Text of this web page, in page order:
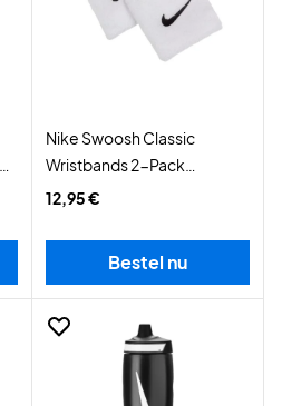
Nike Swoosh Classic
Wristbands 2-Pack
White/Black
12,95 €
Bestel nu